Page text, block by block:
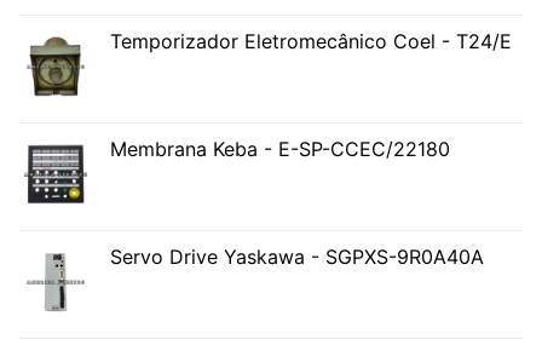
Temporizador Eletromecânico Coel - T24/E
Membrana Keba - E-SP-CCEC/22180
Servo Drive Yaskawa - SGPXS-9R0A40A